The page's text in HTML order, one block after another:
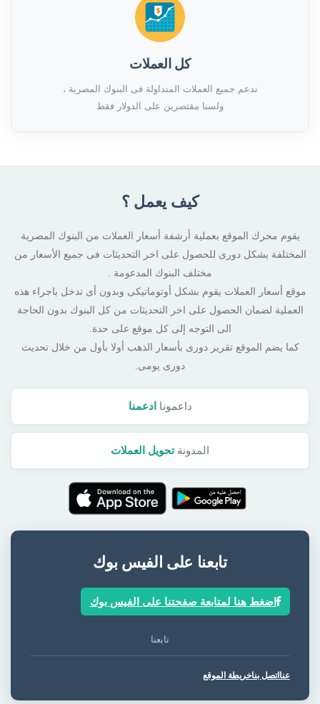
كل العملات
ندعم جميع العملات المتداولة فى البنوك المصرية ،
ولسنا مقتصرين على الدولار فقط
كيف يعمل ؟
يقوم محرك الموقع بعملية أرشفة أسعار العملات من البنوك المصرية
المختلفة بشكل دورى للحصول على اخر التحديثات فى جميع الأسعار من
مختلف البنوك المدعومة .
موقع أسعار العملات يقوم بشكل أوتوماتيكى وبدون أى تدخل باجراء هذه
العملية لضمان الحصول على اخر التحديثات من كل البنوك بدون الحاجة
الى التوجه إلى كل موقع على حدة.
كما يضم الموقع تقرير دورى بأسعار الذهب أولا بأول من خلال تحديث
دورى يومى.
داعمونا ادعمنا
المدونةتحويل العملات
تابعنا على الفيس بوك
اضغط هنا لمتابعة صفحتنا على الفيس بوك
تابعنا
عنا اتصل بناخريطة الموقع